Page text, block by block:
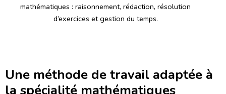
mathématiques : raisonnement, rédaction, résolution
d’exercices et gestion du temps.
Une méthode de travail adaptée à
la spécialité mathématiques